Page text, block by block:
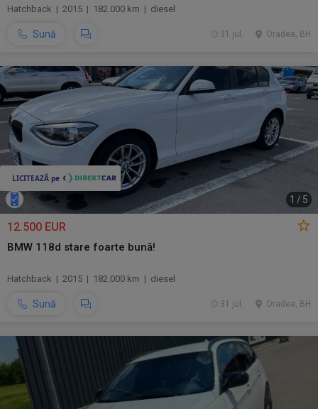
Hatchback | 2015 | 182.000 km | diesel
Sună Oradea, BH
31 jul.
1 / 5
12.500 EUR
BMW 118d stare foarte bună!
Hatchback | 2015 | 182.000 km | diesel
Sună Oradea, BH
31 jul.